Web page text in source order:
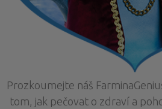
Prozkoumejte náš
tom, jak pečovat o zdraví a